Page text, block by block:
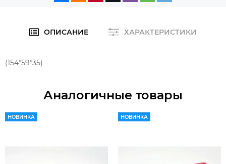
ОПИСАНИЕ ХАРАКТЕРИСТИКИ
(154*59*35)
Аналогичные товары
НОВИНКА НОВИНКА